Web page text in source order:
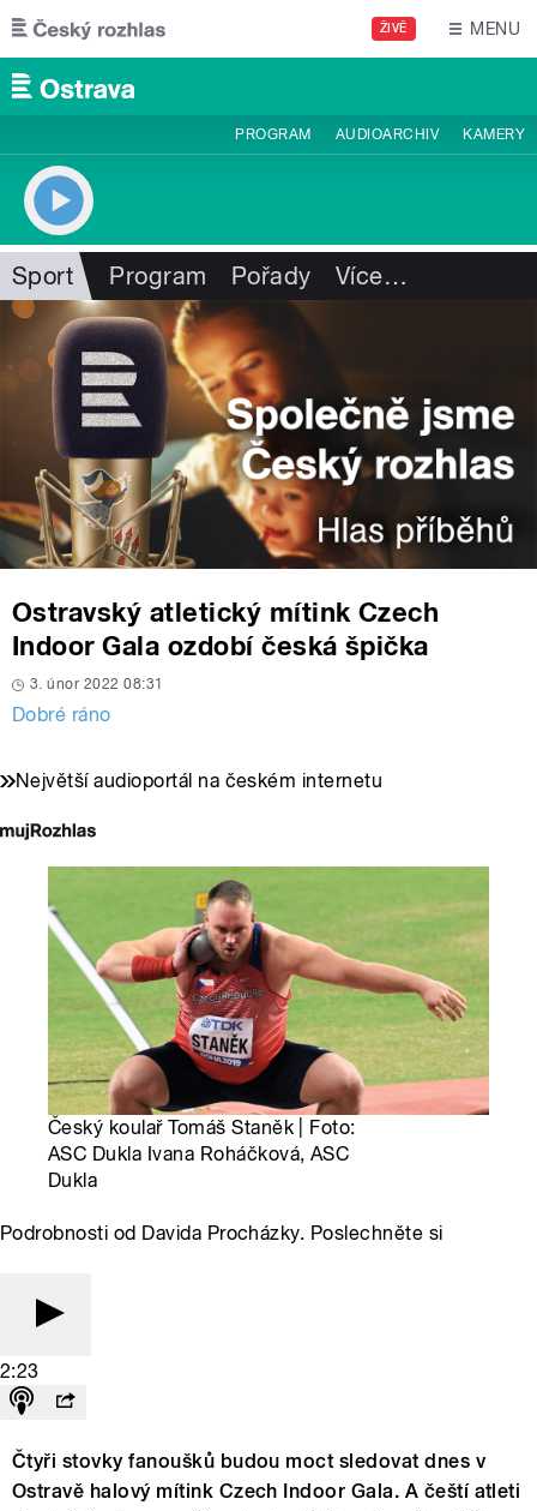
Přejít k hlavnímu obsahu
ŽIVĚ MENU
PROGRAM AUDIOARCHIV KAMERY
Sport Program Pořady Více…
Ostravský atletický mítink Czech
Indoor Gala ozdobí česká špička
3. únor 2022 08:31
Dobré ráno
Největší audioportál na českém internetu
Český koulař Tomáš Staněk | Foto:
ASC Dukla Ivana Roháčková, ASC
Dukla
Podrobnosti od Davida Procházky. Poslechněte si
2:23
Čtyři stovky fanoušků budou moct sledovat dnes v
Ostravě halový mítink Czech Indoor Gala. A čeští atleti